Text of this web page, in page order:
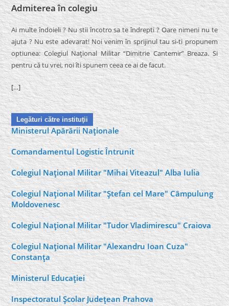
Admiterea în colegiu
Ai multe îndoieli ? Nu stii încotro sa te îndrepti ? Oare nimeni nu te
ajuta ? Nu este adevarat! Noi venim în sprijinul tau si-ti propunem
optiunea: Colegiul Naţional Militar “Dimitrie Cantemir” Breaza. Si
pentru că tu vrei, noi îti spunem ceea ce ai de facut.
[…]
Legături către instituţii
Ministerul Apărării Naţionale
Comandamentul Logistic Întrunit
Colegiul Naţional Militar "Mihai Viteazul" Alba Iulia
Colegiul Naţional Militar "Ştefan cel Mare" Câmpulung
Moldovenesc
Colegiul Naţional Militar "Tudor Vladimirescu" Craiova
Colegiul Naţional Militar "Alexandru Ioan Cuza"
Constanţa
Ministerul Educaţiei
Inspectoratul Şcolar Judeţean Prahova